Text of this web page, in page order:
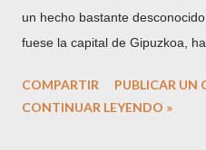
un hecho bastante
fuese la capital de Gipuzkoa,
San Sebastián. Cuando se dice
COMPARTIR
PUBLICAR UN
CONTINUAR LEYENDO »